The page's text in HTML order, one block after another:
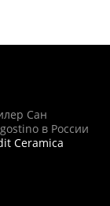
Сан
в России
Ceramica